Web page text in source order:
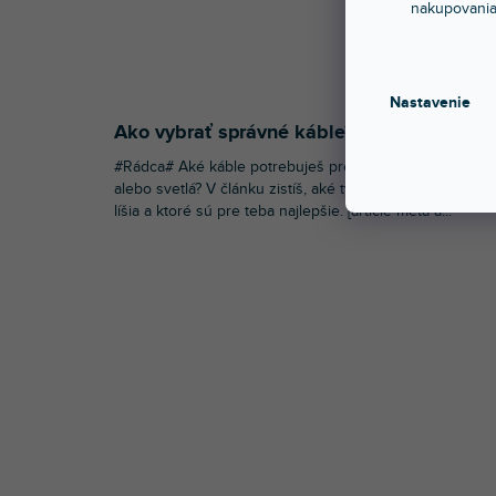
Nastavenie
Ako vybrať správné káble?
#Rádca# Aké káble potrebuješ pre DJing, ozvučenie
alebo svetlá? V článku zistíš, aké typy existujú, čím sa
líšia a ktoré sú pre teba najlepšie. [article-meta a...